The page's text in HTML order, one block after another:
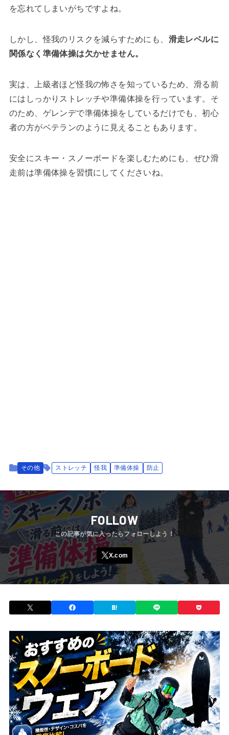
を忘れてしまいがちですよね。
しかし、怪我のリスクを減らすためにも、 滑走レベルに
関係なく準備体操は欠かせません。
実は、上級者ほど怪我の怖さを知っているため、滑る前
にはしっかりストレッチや準備体操を行っています。そ
のため、ゲレンデで準備体操をしているだけでも、初心
者の方がベテランのように見えることもあります。
安全にスキー・スノーボードを楽しむためにも、ぜひ滑
走前は準備体操を習慣にしてくださいね。
その他 ストレッチ 怪我 準備体操 防止
FOLLOW